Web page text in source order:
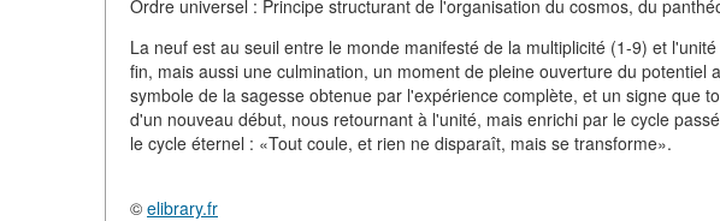
Ordre universel : Principe structurant de l'organisation du cosmos, du
La neuf est au seuil entre le monde manifesté de la multiplicité (1-9) et
fin, mais aussi une culmination, un moment de pleine ouverture du potentiel
symbole de la sagesse obtenue par l'expérience complète, et un signe que
d'un nouveau début, nous retournant à l'unité, mais enrichi par le cycle
le cycle éternel : «Tout coule, et rien ne disparaît, mais se transforme».
© elibrary.fr